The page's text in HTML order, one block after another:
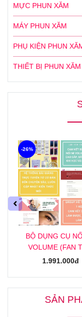
MỰC PHUN XĂM
MÁY PHUN XĂM
PHỤ KIỆN PHUN
THIẾT BỊ PHUN XĂM
BỘ DỤNG CỤ
VOLUME (FAN
TẶNG KHOÁ HỌC
1.991.000đ
-26%
SẢN